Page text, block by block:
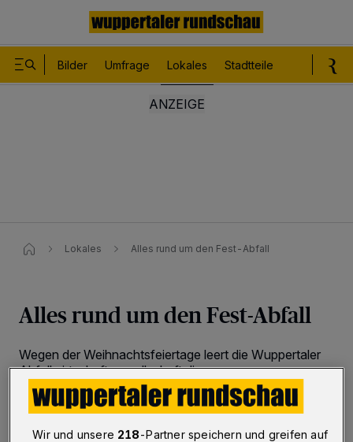
Bilder Umfrage Lokales Stadtteile
Lokales Alles rund um den Fest-Abfall
Alles rund um den Fest-Abfall
Wegen der Weihnachtsfeiertage leert die Wuppertaler
Abfallwirtschaftsgesellschaft die grauen
Restmülltonnen, die gelben Wertstofftonnen, die
braunen Biotonnen und die blauen Papiertonnen von
Samstag bis Mittwoch (20. bis 24. Dezember 2014) —
also jeweils einen Tag früher.
Wir und unsere 218-Partner speichern und greifen auf